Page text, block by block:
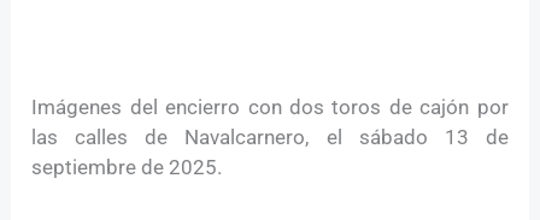
Imágenes del encierro con dos toros de cajón por
las calles de Navalcarnero, el sábado 13 de
septiembre de 2025.